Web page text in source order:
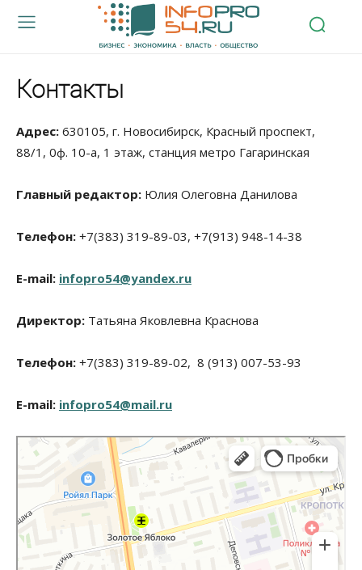
Контакты
Адрес: 630105, г. Новосибирск, Красный проспект,
88/1, 0ф. 10-а, 1 этаж, станция метро Гагаринская
Главный редактор: Юлия Олеговна Данилова
Телефон: +7(383) 319-89-03, +7(913) 948-14-38
E-mail: infopro54@yandex.ru
Директор: Татьяна Яковлевна Краснова
Телефон: +7(383) 319-89-02, 8 (913) 007-53-93
E-mail: infopro54@mail.ru